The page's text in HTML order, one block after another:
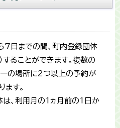
7日までの間、町内登録団体
することができます。複数の
の場所に2つ以上の予約が
ます。
、利用月の1ヵ月前の1日か